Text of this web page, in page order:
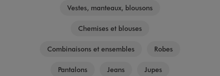
Vestes, manteaux, blousons
Chemises et blouses
Combinaisons et ensembles Robes
Pantalons Jeans Jupes